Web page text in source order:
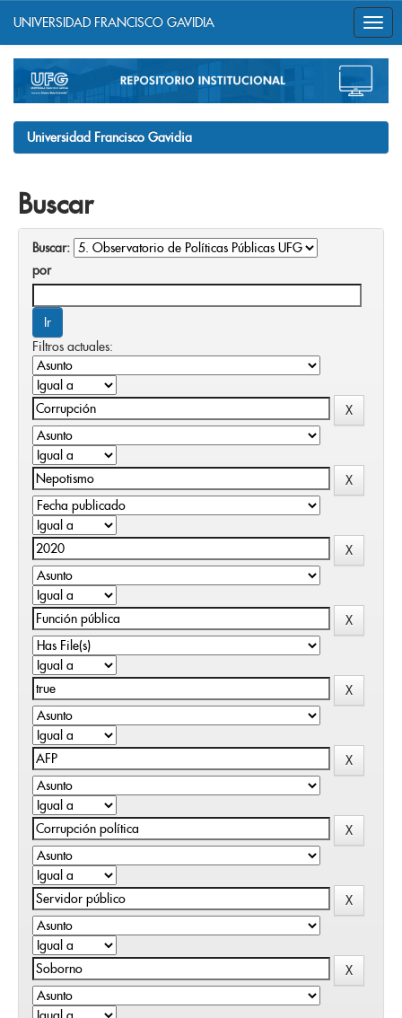
navigation
UNIVERSIDAD FRANCISCO GAVIDIA
Universidad Francisco Gavidia
Buscar
Buscar:
por
Filtros actuales: